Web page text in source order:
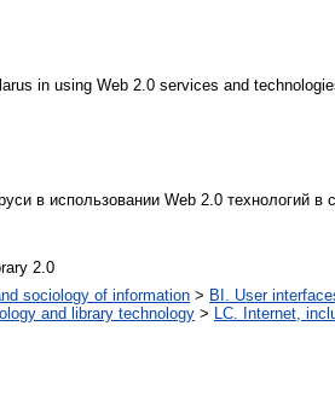
in using Web 2.0 services and
в использовании Web 2.0 технологий в
2.0
sociology of information > BI. User
and library technology >
LC. Internet,